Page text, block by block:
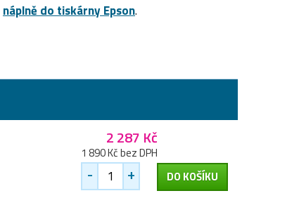
náplně do tiskárny Epson.
2 287 Kč
1 890 Kč bez DPH
- + DO KOŠÍKU